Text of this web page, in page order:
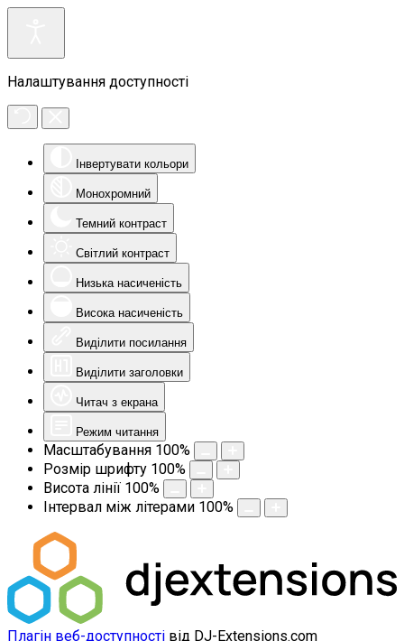
Налаштування доступності
Інвертувати кольори
Монохромний
Темний контраст
Світлий контраст
Низька насиченість
Висока насиченість
Виділити посилання
Виділити заголовки
Читач з екрана
Режим читання
Масштабування 100%
Розмір шрифту 100%
Висота лінії 100%
Інтервал між літерами 100%
Плагін веб-доступності від DJ-Extensions.com